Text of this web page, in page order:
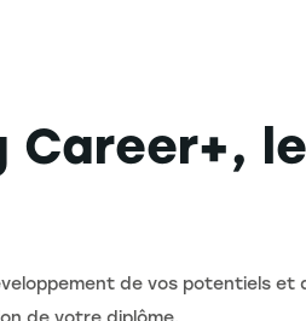
Career+,
de vos potentiels